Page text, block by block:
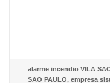
alarme incendio VILA
SAO PAULO, empresa